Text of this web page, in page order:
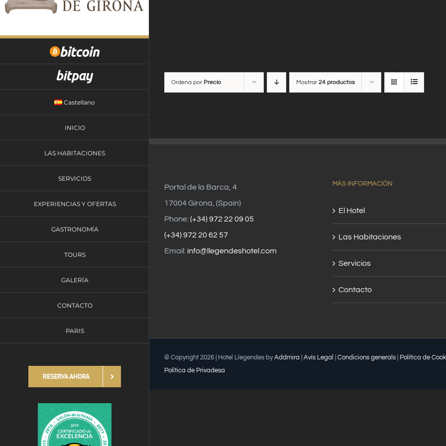
Saltar
contenido
Castellano
INICIO
LAS HABITACIONES
SERVICIOS
EXPERIENCIAS Y OFERTAS
GASTRONOMÍA
TOURS
GALERÍA
CONTACTO
PARIS
RESERVA AHORA
Ordena por Precio Mostrar 24 productos
Portal de la Barca, 4
17004 Girona, (Spain)
Phone:(+34) 972 22 09 05
(+34) 972 20 62 57
Email: info@llegendeshotel.com
MÁS INFORMACIÓN
El Hotel
Las Habitaciones
Servicios
Contacto
© Copyright 2026 | Hotel Llegendes byAddmira Avís Legal Condicions generals Política de
Política de Privadesa